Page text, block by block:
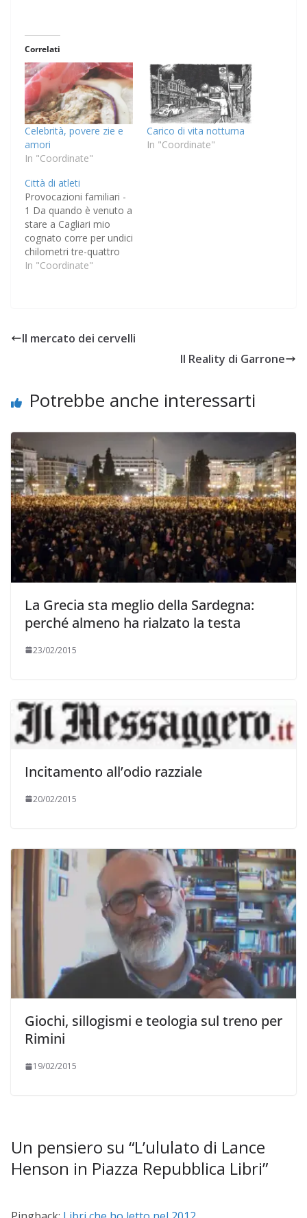
Correlati
Celebrità, povere zie e
amori
In "Coordinate"
Carico di vita notturna
In "Coordinate"
Città di atleti
Provocazioni familiari -
1 Da quando è venuto a
stare a Cagliari mio
cognato corre per undici
chilometri tre-quattro
volte alla settimana, su
a Cagliari da una vita,
In "Coordinate"
Il mercato dei cervelli
Il Reality di Garrone
Potrebbe anche interessarti
La Grecia sta meglio della Sardegna:
perché almeno ha rialzato la testa
23/02/2015
Incitamento all’odio razziale
20/02/2015
Giochi, sillogismi e teologia sul treno per
Rimini
19/02/2015
Un pensiero su “L’ululato di Lance
Henson in Piazza Repubblica Libri”